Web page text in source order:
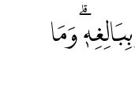
وَمَا